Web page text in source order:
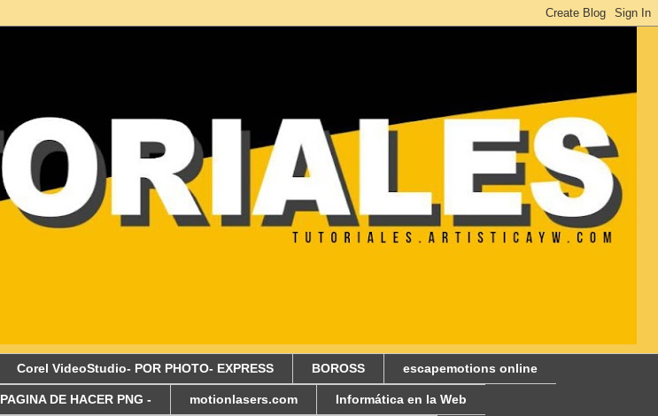
Corel VideoStudio- POR PHOTO- EXPRESS BOROSS escapemotions online
PAGINA DE HACER PNG - motionlasers.com Informática en la Web